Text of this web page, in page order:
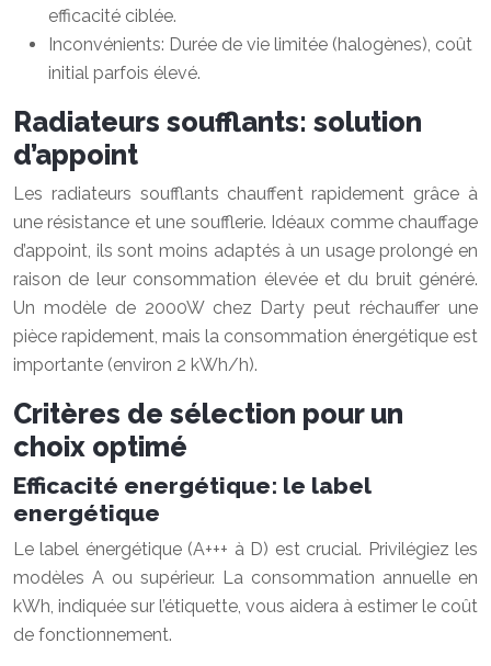
efficacité ciblée.
Inconvénients: Durée de vie limitée (halogènes), coût
initial parfois élevé.
Radiateurs soufflants: solution
d’appoint
Les radiateurs soufflants chauffent rapidement grâce à
une résistance et une soufflerie. Idéaux comme chauffage
d’appoint, ils sont moins adaptés à un usage prolongé en
raison de leur consommation élevée et du bruit généré.
Un modèle de 2000W chez Darty peut réchauffer une
pièce rapidement, mais la consommation énergétique est
importante (environ 2 kWh/h).
Critères de sélection pour un
choix optimé
Efficacité energétique: le label
energétique
Le label énergétique (A+++ à D) est crucial. Privilégiez les
modèles A ou supérieur. La consommation annuelle en
kWh, indiquée sur l’étiquette, vous aidera à estimer le coût
de fonctionnement.